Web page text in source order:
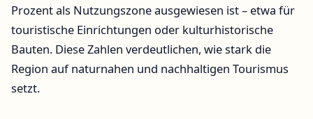
Prozent als Nutzungszone ausgewiesen ist – etwa für
touristische Einrichtungen oder kulturhistorische
Bauten. Diese Zahlen verdeutlichen, wie stark die
Region auf naturnahen und nachhaltigen Tourismus
setzt.